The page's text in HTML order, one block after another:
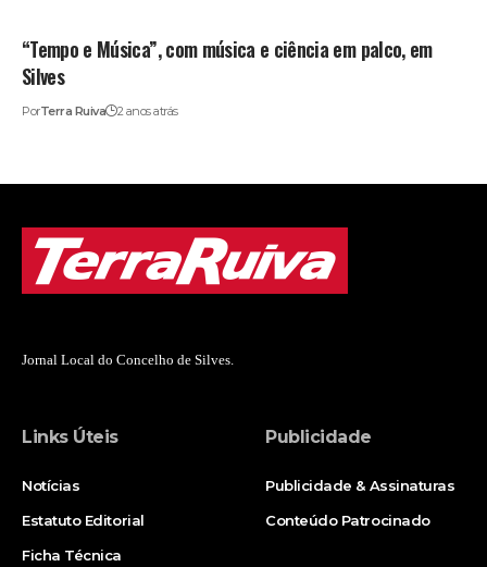
“Tempo e Música”, com música e ciência em palco, em
Silves
PorTerra Ruiva 2 anos atrás
Jornal Local do Concelho de Silves.
Links Úteis
Notícias
Estatuto Editorial
Ficha Técnica
Publicidade
Publicidade & Assinaturas
Conteúdo Patrocinado